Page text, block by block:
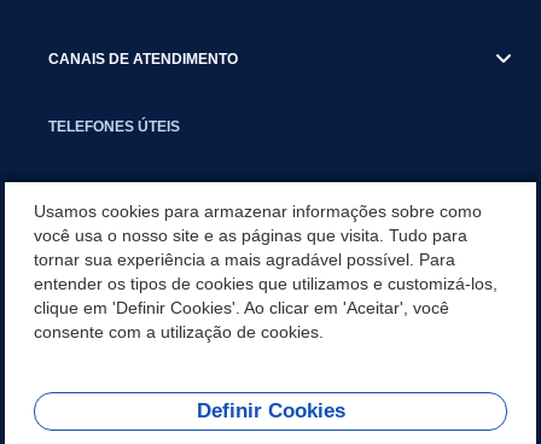
CANAIS DE ATENDIMENTO
TELEFONES ÚTEIS
NOTÍCIAS
APLICATIVO
REDES SOCIAIS
Usamos cookies para armazenar informações sobre como
você usa o nosso site e as páginas que visita. Tudo para
tornar sua experiência a mais agradável possível. Para
entender os tipos de cookies que utilizamos e customizá-los,
clique em 'Definir Cookies'. Ao clicar em 'Aceitar', você
consente com a utilização de cookies.
Definir Cookies